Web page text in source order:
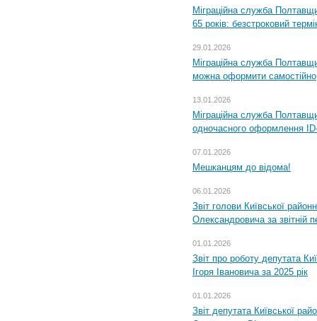
Міграційна служба
65 років: безстроковий
29.01.2026
Міграційна служба
можна оформити самостійно
13.01.2026
Міграційна служба
одночасного оформлення
07.01.2026
Мешканцям до відома!
06.01.2026
Звіт голови Київської
Олександровича за звітній
01.01.2026
Звіт про роботу депутата
Ігоря Івановича за 2025 рік
01.01.2026
Звіт депутата Київської